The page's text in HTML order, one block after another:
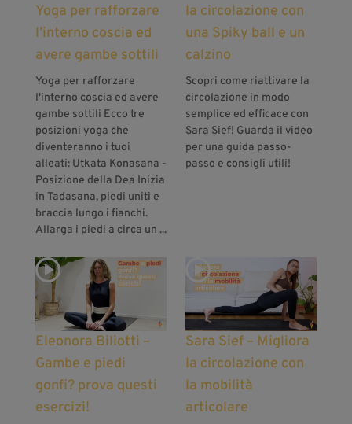
Yoga per rafforzare
l’interno coscia ed
avere gambe sottili
Yoga per rafforzare
l'interno coscia ed avere
gambe sottili Ecco tre
posizioni yoga che
diventeranno i tuoi
alleati: Utkata Konasana -
Posizione della Dea Inizia
in Tadasana, piedi uniti e
braccia lungo i fianchi.
Allarga i piedi a circa un ...
la circolazione con
una Spiky ball e un
calzino
Scopri come riattivare la
circolazione in modo
semplice ed efficace con
Sara Sief! Guarda il video
per una guida passo-
passo e consigli utili!
Eleonora Biliotti –
Gambe e piedi
gonfi? prova questi
esercizi!
Sara Sief – Migliora
la circolazione con
la mobilità
articolare